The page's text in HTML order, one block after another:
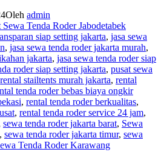
Oleh admin
Sewa Tenda Roder Jabodetabek
siap setting jakarta, jasa sewa
, jasa sewa tenda roder jakarta murah,
jakarta, jasa sewa tenda roder siap
roder siap setting jakarta, pusat sewa
rental stailtents murah jakarta, rental
tenda roder bebas biaya ongkir
, rental tenda roder berkualitas,
, rental tenda roder service 24 jam,
sewa tenda roder jakarta barat, Sewa
, sewa tenda roder jakarta timur, sewa
Tenda Roder Karawang